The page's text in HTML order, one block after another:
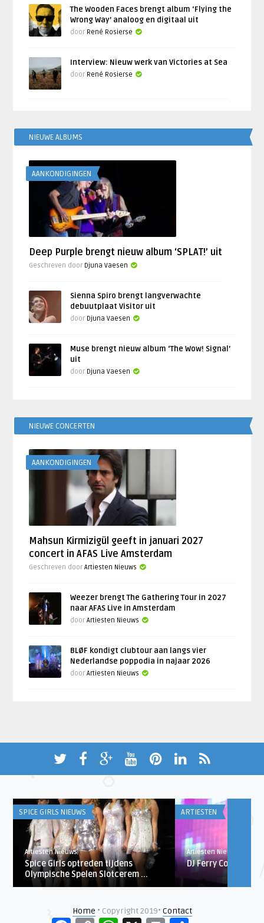
The Wooden Faces brengt album ‘Flying the
Wrong Way’ analoog en digitaal uit
door René Rosierse
Interview: Nieuw werk van Victories at Sea
door René Rosierse
NIEUWE ALBUMS
AANKONDIGINGEN
Deep Purple brengt nieuw album ‘SPLAT!’ uit
Geschreven door Djuna Vaesen
Sienna Spiro brengt langverwachte
debuutplaat Visitor uit
door Djuna Vaesen
Muse brengt nieuw album ‘The Wow! Signal’
uit
door Djuna Vaesen
NIEUWE CONCERTEN
AANKONDIGINGEN
Mahsun Kirmizigül geeft in januari 2027
concert in AFAS Live Amsterdam
Geschreven doorArtiesten Nieuws
Weezer brengt The Gathering Tour in 2027
naar AFAS Live in Amsterdam
doorArtiesten Nieuws
BLØF kondigt clubtour aan langs vier
Nederlandse poppodia in najaar 2026
doorArtiesten Nieuws
SPICE GIRLS NIEUWS
Artiesten Nieuws
Spice Girls optreden tijdens
Olympische Spelen Slotcerem ...
ARTIESTEN
Artiesten Nieuws
DJ Ferry Corsten
Home • Copyright 2019• Contact